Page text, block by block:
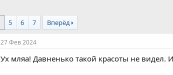
5 6 7 Вперёд
27 Фев 2024
Ух мляа! Давненько такой красоты не видел.